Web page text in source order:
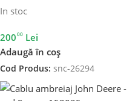
In stoc
20000 Lei
Adaugă în coș
Cod Produs: snc-26294